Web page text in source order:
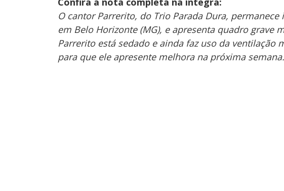
O cantor Parrerito, do Trio Parada Dura,
em Belo Horizonte (MG), e apresenta quadro grave
Parrerito está sedado e ainda faz uso da ventilação
para que ele apresente melhora na próxima